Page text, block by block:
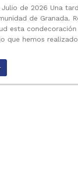
Julio de 2026 Una
de Granada.
esta
que hemos